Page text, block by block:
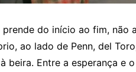
do início ao fim, não
ao lado de Penn, del
beira. Entre a esperança e